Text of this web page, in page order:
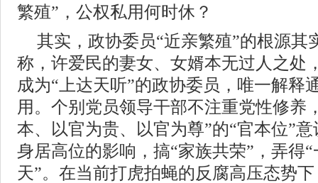
繁殖”，公权私用何时休？
其实，政协委员“近亲繁殖”的根源其
称，许爱民的妻女、女婿本无过人之处
成为“上达天听”的政协委员，唯一解释
用。个别党员领导干部不注重党性修养
本、以官为贵、以官为尊”的“官本位”
身居高位的影响，搞“家族共荣”，弄得
天”。在当前打虎拍蝇的反腐高压态势